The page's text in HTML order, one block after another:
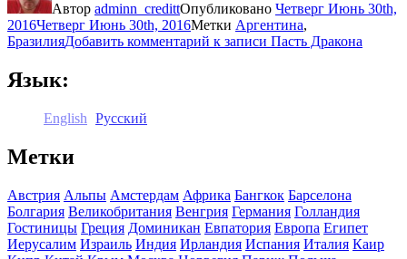
Автор adminn_credittОпубликовано Четверг Июнь 30th,
2016Четверг Июнь 30th, 2016Метки Аргентина,
БразилияДобавить комментарий к записи Пасть Дракона
Язык:
English Русский
Метки
Австрия Альпы Амстердам Африка Бангкок Барселона
Болгария Великобритания Венгрия Германия Голландия
Гостиницы Греция Доминикан Евпатория Европа Египет
Иерусалим Израиль Индия Ирландия Испания Италия Каир